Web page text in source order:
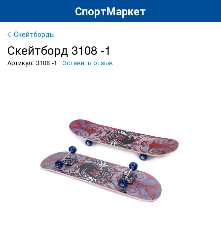
СпортМаркет
Скейтборды
Скейтборд 3108 -1
Артикул: 3108 -1 Оставить отзыв